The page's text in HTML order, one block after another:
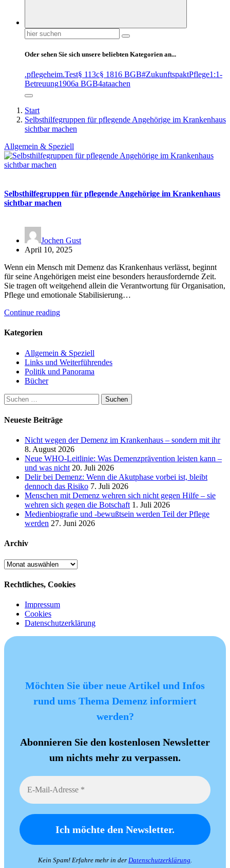
Suchen
nach:
Oder sehen Sie sich unsere beliebten Kategorien an...
.pflegeheim.Test§ 113c§ 1816 BGB#ZukunftspaktPflege1:1-
Betreuung1906a BGB4ataachen
Start
Selbsthilfegruppen für pflegende Angehörige im Krankenhaus
sichtbar machen
Allgemein & Speziell
Selbsthilfegruppen für pflegende Angehörige im Krankenhaus
sichtbar machen
Jochen Gust
April 10, 2025
Wenn ein Mensch mit Demenz das Krankenhaus verlässt, beginnt
für seine Angehörigen meist eine besonders herausfordernde Zeit.
Sie tragen oft weitgehend allein die Verantwortung für Organisation,
Pflege und emotionale Stabilisierung…
Continue reading
Kategorien
Allgemein & Speziell
Links und Weiterführendes
Politik und Panorama
Bücher
Suchen
nach:
Neueste Beiträge
Nicht wegen der Demenz im Krankenhaus – sondern mit ihr
8. August 2026
Neue WHO-Leitlinie: Was Demenzprävention leisten kann –
und was nicht 20. Juli 2026
Delir bei Demenz: Wenn die Akutphase vorbei ist, bleibt
dennoch das Risiko 7. Juli 2026
Menschen mit Demenz wehren sich nicht gegen Hilfe – sie
wehren sich gegen die Botschaft 1. Juli 2026
Medienbiografie und -bewußtsein werden Teil der Pflege
werden 27. Juni 2026
Archiv
Archiv
Rechtliches, Cookies
Impressum
Cookies
Datenschutzerklärung
Möchten Sie über neue Artikel und Infos
rund ums Thema Demenz informiert
werden?
Abonnieren Sie den kostenlosen Newsletter
um nichts mehr zu verpassen.
Kein Spam! Erfahre mehr in der Datenschutzerklärung.